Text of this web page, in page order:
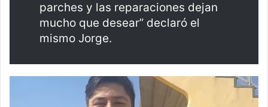
parches y las reparaciones dejan
mucho que desear” declaró el
mismo Jorge.